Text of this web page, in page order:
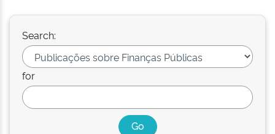
Search:
for